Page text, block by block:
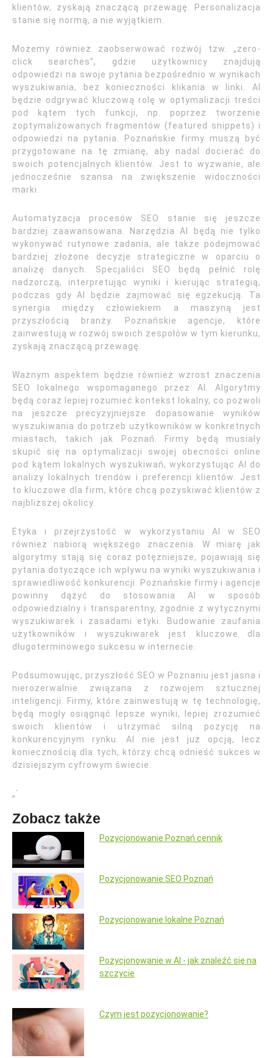
klientów, zyskają znaczącą przewagę. Personalizacja
stanie się normą, a nie wyjątkiem.
Możemy również zaobserwować rozwój tzw. „zero-
click searches”, gdzie użytkownicy znajdują
odpowiedzi na swoje pytania bezpośrednio w wynikach
wyszukiwania, bez konieczności klikania w linki. AI
będzie odgrywać kluczową rolę w optymalizacji treści
pod kątem tych funkcji, np. poprzez tworzenie
zoptymalizowanych fragmentów (featured snippets) i
odpowiedzi na pytania. Poznańskie firmy muszą być
przygotowane na tę zmianę, aby nadal docierać do
swoich potencjalnych klientów. Jest to wyzwanie, ale
jednocześnie szansa na zwiększenie widoczności
marki.
Automatyzacja procesów SEO stanie się jeszcze
bardziej zaawansowana. Narzędzia AI będą nie tylko
wykonywać rutynowe zadania, ale także podejmować
bardziej złożone decyzje strategiczne w oparciu o
analizę danych. Specjaliści SEO będą pełnić rolę
nadzorczą, interpretując wyniki i kierując strategią,
podczas gdy AI będzie zajmować się egzekucją. Ta
synergia między człowiekiem a maszyną jest
przyszłością branży. Poznańskie agencje, które
zainwestują w rozwój swoich zespołów w tym kierunku,
zyskają znaczącą przewagę.
Ważnym aspektem będzie również wzrost znaczenia
SEO lokalnego wspomaganego przez AI. Algorytmy
będą coraz lepiej rozumieć kontekst lokalny, co pozwoli
na jeszcze precyzyjniejsze dopasowanie wyników
wyszukiwania do potrzeb użytkowników w konkretnych
miastach, takich jak Poznań. Firmy będą musiały
skupić się na optymalizacji swojej obecności online
pod kątem lokalnych wyszukiwań, wykorzystując AI do
analizy lokalnych trendów i preferencji klientów. Jest
to kluczowe dla firm, które chcą pozyskiwać klientów z
najbliższej okolicy.
Etyka i przejrzystość w wykorzystaniu AI w SEO
również nabiorą większego znaczenia. W miarę jak
algorytmy stają się coraz potężniejsze, pojawiają się
pytania dotyczące ich wpływu na wyniki wyszukiwania i
sprawiedliwość konkurencji. Poznańskie firmy i agencje
powinny dążyć do stosowania AI w sposób
odpowiedzialny i transparentny, zgodnie z wytycznymi
wyszukiwarek i zasadami etyki. Budowanie zaufania
użytkowników i wyszukiwarek jest kluczowe dla
długoterminowego sukcesu w internecie.
Podsumowując, przyszłość SEO w Poznaniu jest jasna i
nierozerwalnie związana z rozwojem sztucznej
inteligencji. Firmy, które zainwestują w tę technologię,
będą mogły osiągnąć lepsze wyniki, lepiej zrozumieć
swoich klientów i utrzymać silną pozycję na
konkurencyjnym rynku. AI nie jest już opcją, lecz
koniecznością dla tych, którzy chcą odnieść sukces w
dzisiejszym cyfrowym świecie.
„`
Zobacz także
Pozycjonowanie Poznań cennik
Pozycjonowanie SEO Poznań
Pozycjonowanie lokalne Poznań
Pozycjonowanie w AI - jak znaleźć się na
szczycie
Czym jest pozycjonowanie?